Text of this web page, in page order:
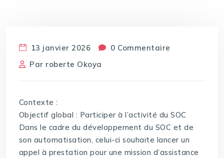
13 janvier 2026
0 Commentaire
Par roberte Okoya
Contexte :
Objectif global : Participer à l’activité du SOC
Dans le cadre du développement du SOC et de
son automatisation, celui-ci souhaite lancer un
appel à prestation pour une mission d’assistance